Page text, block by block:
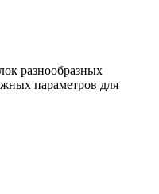
разнообразных
параметров для